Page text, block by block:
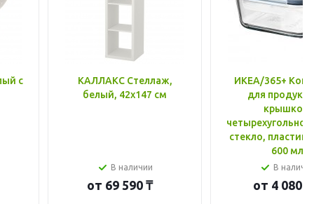
с
КАЛЛАКС Стеллаж,
белый, 42x147 см
В наличии
от 69 590 ₸
ИКЕА/365+
для
крышкой,
стекло, пластик
600 мл
В
от 4 080 ₸